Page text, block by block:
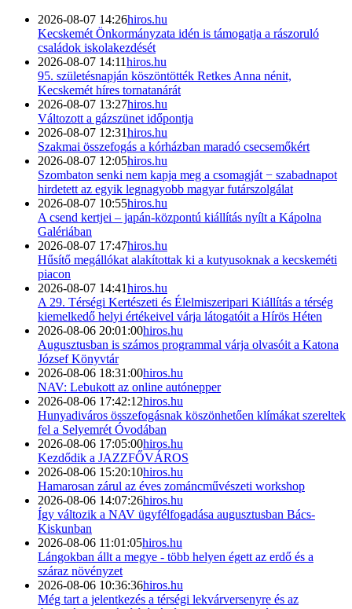
2026-08-07 14:26hiros.hu
Kecskemét Önkormányzata idén is támogatja a rászoruló
családok iskolakezdését
2026-08-07 14:11hiros.hu
95. születésnapján köszöntötték Retkes Anna nénit,
Kecskemét híres tornatanárát
2026-08-07 13:27hiros.hu
Változott a gázszünet időpontja
2026-08-07 12:31hiros.hu
Szakmai összefogás a kórházban maradó csecsemőkért
2026-08-07 12:05hiros.hu
Szombaton senki nem kapja meg a csomagját − szabadnapot
hirdetett az egyik legnagyobb magyar futárszolgálat
2026-08-07 10:55hiros.hu
A csend kertjei – japán-központú kiállítás nyílt a Kápolna
Galériában
2026-08-07 17:47hiros.hu
Hűsítő megállókat alakítottak ki a kutyusoknak a kecskeméti
piacon
2026-08-07 14:41hiros.hu
A 29. Térségi Kertészeti és Élelmiszeripari Kiállítás a térség
kiemelkedő helyi értékeivel várja látogatóit a Hírös Héten
2026-08-06 20:01:00hiros.hu
Augusztusban is számos programmal várja olvasóit a Katona
József Könyvtár
2026-08-06 18:31:00hiros.hu
NAV: Lebukott az online autónepper
2026-08-06 17:42:12hiros.hu
Hunyadiváros összefogásnak köszönhetően klímákat szereltek
fel a Selyemrét Óvodában
2026-08-06 17:05:00hiros.hu
Kezdődik a JAZZFŐVÁROS
2026-08-06 15:20:10hiros.hu
Hamarosan zárul az éves zománcművészeti workshop
2026-08-06 14:07:26hiros.hu
Így változik a NAV ügyfélfogadása augusztusban Bács-
Kiskunban
2026-08-06 11:01:05hiros.hu
Lángokban állt a megye - több helyen égett az erdő és a
száraz növényzet
2026-08-06 10:36:36hiros.hu
Még tart a jelentkezés a térségi lekvárversenyre és az